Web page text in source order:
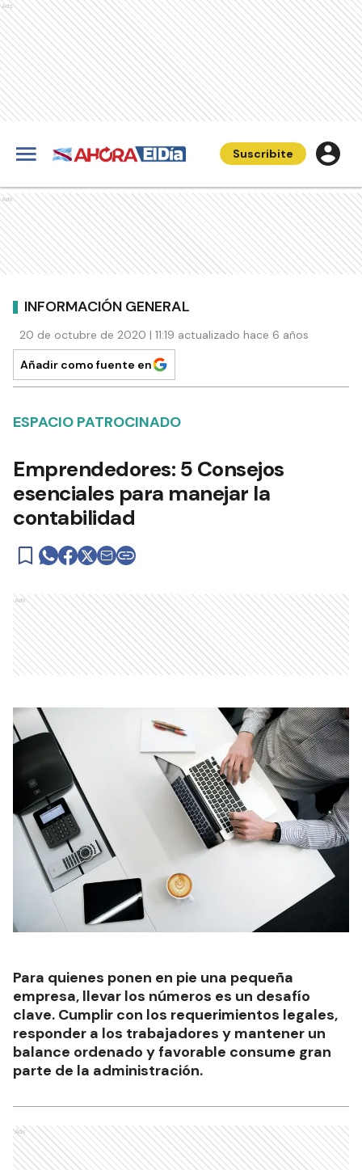
Ads
Suscribite
Ads
INFORMACIÓN GENERAL
20 de octubre de 2020 | 11:19 actualizado hace 6 años
Añadir como fuente en
ESPACIO PATROCINADO
Emprendedores: 5 Consejos
esenciales para manejar la
contabilidad
Ads
Para quienes ponen en pie una pequeña
empresa, llevar los números es un desafío
clave. Cumplir con los requerimientos legales,
responder a los trabajadores y mantener un
balance ordenado y favorable consume gran
parte de la administración.
Ads